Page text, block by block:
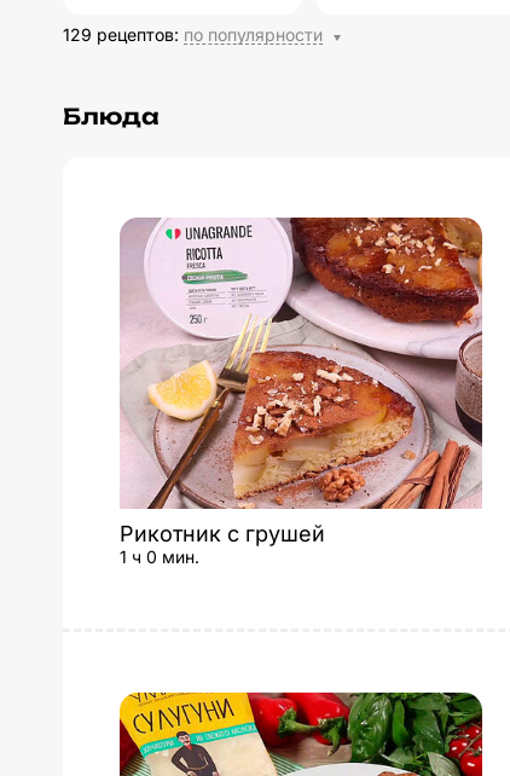
129 рецептов: по популярности
Блюда
Рикотник с грушей
1 ч 0 мин.